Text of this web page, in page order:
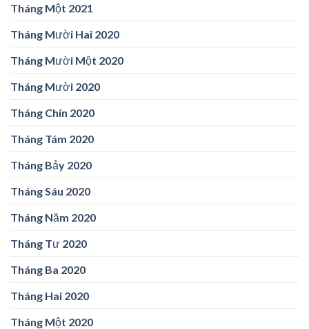
Tháng Một 2021
Tháng Mười Hai 2020
Tháng Mười Một 2020
Tháng Mười 2020
Tháng Chín 2020
Tháng Tám 2020
Tháng Bảy 2020
Tháng Sáu 2020
Tháng Năm 2020
Tháng Tư 2020
Tháng Ba 2020
Tháng Hai 2020
Tháng Một 2020